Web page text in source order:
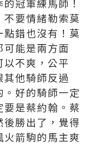
冠軍練馬師！
要情緒勒索莫
錯也沒有！莫
能是兩方面
不爽，公平
他騎師反過
好的騎師一定
是蔡約翰。蔡
勝出了，覺得
箭駒的馬主爽